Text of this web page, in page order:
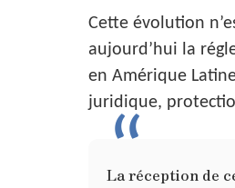
Cette évolution
aujourd’hui la
en Amérique
juridique,
La réception de